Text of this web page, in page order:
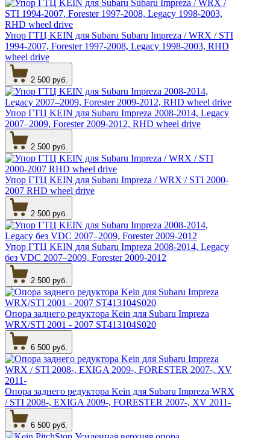
Упор ГТЦ KEIN для Subaru Subaru Impreza / WRX / STI
1994-2007, Forester 1997-2008, Legacy 1998-2003, RHD
wheel drive
2 500 руб.
Упор ГТЦ KEIN для Subaru Impreza 2008-2014, Legacy
2007–2009, Forester 2009-2012, RHD wheel drive
2 500 руб.
Упор ГТЦ KEIN для Subaru Impreza / WRX / STI 2000-
2007 RHD wheel drive
2 500 руб.
Упор ГТЦ KEIN для Subaru Impreza 2008-2014, Legacy
без VDC 2007–2009, Forester 2009-2012
2 500 руб.
Опора заднего редуктора Kein для Subaru Impreza
WRX/STI 2001 - 2007 ST413104S020
6 500 руб.
Опора заднего редуктора Kein для Subaru Impreza WRX
/ STI 2008-, EXIGA 2009-, FORESTER 2007-, XV 2011-
6 500 руб.